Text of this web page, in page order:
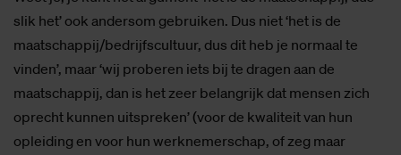
slik het’ ook andersom gebruiken. Dus niet ‘het is de
maatschappij/bedrijfscultuur, dus dit heb je normaal te
vinden’, maar ‘wij proberen iets bij te dragen aan de
maatschappij, dan is het zeer belangrijk dat mensen zich
oprecht kunnen uitspreken’ (voor de kwaliteit van hun
opleiding en voor hun werknemerschap, of zeg maar